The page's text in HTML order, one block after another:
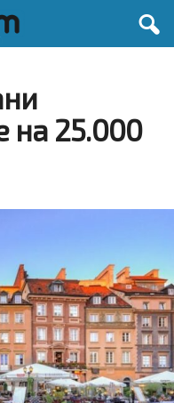
на 25.000